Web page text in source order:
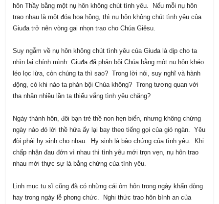
hôn Thầy bằng một nụ hôn không chút tình yêu. Nếu mỗi nụ hôn
trao nhau là một đóa hoa hồng, thì nụ hôn không chút tình yêu của
Giuđa trở nên vòng gai nhọn trao cho Chúa Giêsu.
Suy ngẫm về nụ hôn không chút tình yêu của Giuđa là dịp cho ta
nhìn lại chính mình: Giuđa đã phản bội Chúa bằng môt nụ hôn khéo
léo lọc lừa, còn chúng ta thì sao? Trong lời nói, suy nghĩ và hành
động, có khi nào ta phản bội Chúa không? Trong tương quan với
tha nhân nhiều lần ta thiếu vắng tình yêu chăng?
Ngày thành hôn, đôi bạn trẻ thề non hẹn biển, nhưng không chừng
ngày nào đó lời thề hứa ấy lại bay theo tiếng gọi của gió ngàn. Yêu
đòi phải hy sinh cho nhau. Hy sinh là bảo chứng của tình yêu. Khi
chấp nhận đau đớn vì nhau thì tình yêu mới trọn vẹn, nụ hôn trao
nhau mới thực sự là bằng chứng của tình yêu.
Linh mục tu sĩ cũng đã có những cái ôm hôn trong ngày khấn dòng
hay trong ngày lễ phong chức. Nghi thức trao hôn bình an của